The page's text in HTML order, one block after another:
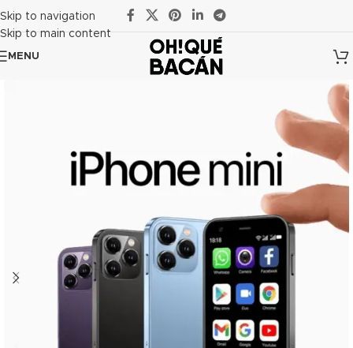
Skip to navigation
Skip to main content
MENU